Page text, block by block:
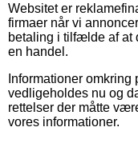
Websitet er
firmaer når vi
betaling i tilfælde af at
en handel.
Informationer
vedligeholdes nu og
rettelser der måtte
vores informationer.